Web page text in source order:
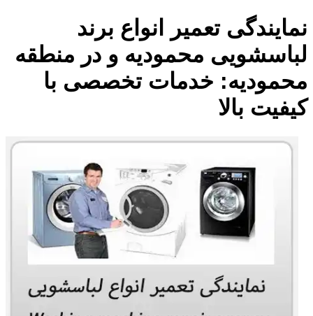
نمایندگی تعمیر انواع برند
لباسشویی محمودیه و در منطقه
محمودیه: خدمات تخصصی با
کیفیت بالا